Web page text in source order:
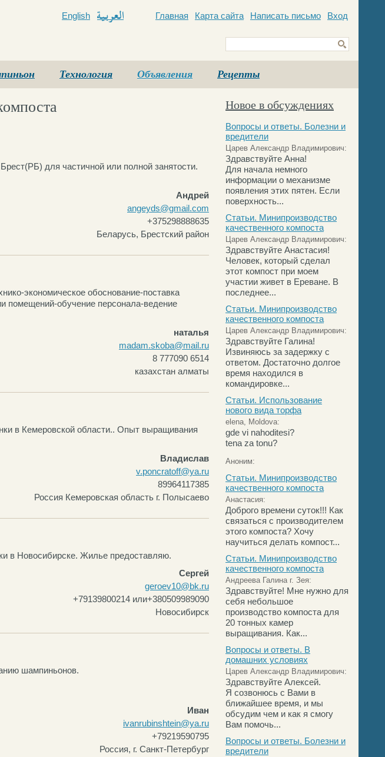
English
Главная Карта сайта Написать письмо Вход
Технология Объявления Рецепты
для частичной или полной занятости.
Андрей
angeyds@gmail.com
+375298888635
Беларусь, Брестский район
экономическое обоснование-поставка
помещений-обучение персонала-ведение
наталья
madam.skoba@mail.ru
8 777090 6514
казахстан алматы
в Кемеровской области.. Опыт выращивания
Владислав
v.poncratoff@ya.ru
89964117385
Россия Кемеровская область г. Полысаево
в Новосибирске. Жилье предоставляю.
Сергей
geroev10@bk.ru
+79139800214 или+380509989090
Новосибирск
шампиньонов.
Иван
ivanrubinshtein@ya.ru
+79219590795
Россия, г. Санкт-Петербург
Новое в обсуждениях
Вопросы и ответы. Болезни и
вредители
Царев Александр Владимирович:
Здравствуйте Анна!
Для начала немного
информации о механизме
появления этих пятен. Если
поверхность...
Статьи. Минипроизводство
качественного компоста
Царев Александр Владимирович:
Здравствуйте Анастасия!
Человек, который сделал
этот компост при моем
участии живет в Ереване. В
последнее...
Статьи. Минипроизводство
качественного компоста
Царев Александр Владимирович:
Здравствуйте Галина!
Извиняюсь за задержку с
ответом. Достаточно долгое
время находился в
командировке...
Статьи. Использование
нового вида торфа
elena, Moldova:
gde vi nahoditesi?
tena za tonu?
Аноним:
Статьи. Минипроизводство
качественного компоста
Анастасия:
Доброго времени суток!!! Как
связаться с производителем
этого компоста? Хочу
научиться делать компост...
Статьи. Минипроизводство
качественного компоста
Андреева Галина г. Зея:
Здравствуйте! Мне нужно для
себя небольшое
производство компоста для
20 тонных камер
выращивания. Как...
Вопросы и ответы. В
домашних условиях
Царев Александр Владимирович:
Здравствуйте Алексей.
Я созвонюсь с Вами в
ближайшее время, и мы
обсудим чем и как я смогу
Вам помочь...
Вопросы и ответы. Болезни и
вредители